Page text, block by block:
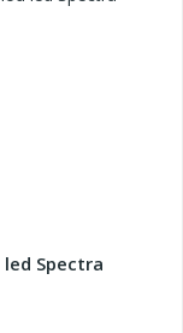
Spectra